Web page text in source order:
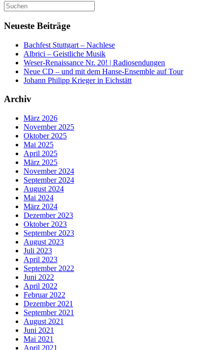
Suchen
nach:
Neueste Beiträge
Bachfest Stuttgart – Nachlese
Albrici – Geistliche Musik
Weser-Renaissance Nr. 20! | Radiosendungen
Neue CD – und mit dem Hanse-Ensemble auf Tour
Johann Philipp Krieger in Eichstätt
Archiv
März 2026
November 2025
Oktober 2025
Mai 2025
April 2025
März 2025
November 2024
September 2024
August 2024
Mai 2024
März 2024
Dezember 2023
Oktober 2023
September 2023
August 2023
Juli 2023
April 2023
September 2022
Juni 2022
April 2022
Februar 2022
Dezember 2021
September 2021
August 2021
Juni 2021
Mai 2021
April 2021